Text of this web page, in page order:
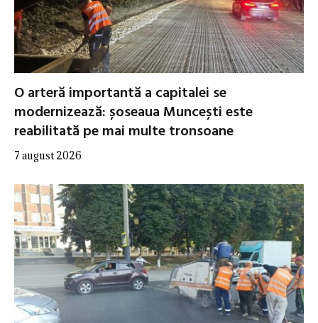
O arteră importantă a capitalei se
modernizează: șoseaua Muncești este
reabilitată pe mai multe tronsoane
7 august 2026